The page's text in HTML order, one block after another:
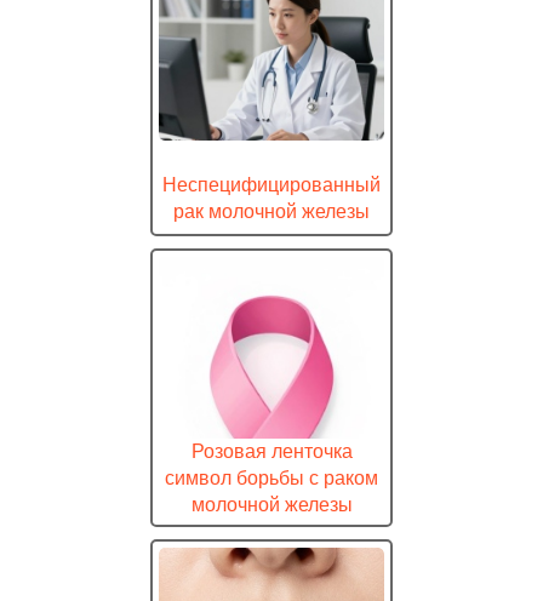
Неспецифицированный
рак молочной железы
Розовая ленточка
символ борьбы с раком
молочной железы